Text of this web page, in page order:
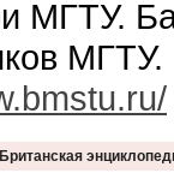
МГТУ.
МГТУ.